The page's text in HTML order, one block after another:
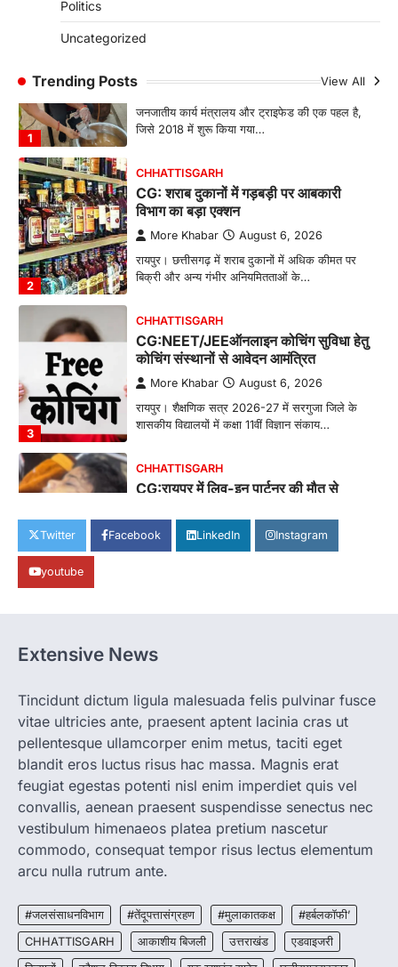
Politics
Uncategorized
Trending Posts View All
1
CHHATTISGARH
More Khabar August 6, 2026
जनजातीय कार्य मंत्रालय और ट्राइफेड की एक पहल है,
जिसे 2018 में शुरू किया गया…
2
CHHATTISGARH
CG: शराब दुकानों में गड़बड़ी पर आबकारी
विभाग का बड़ा एक्शन
More Khabar August 6, 2026
रायपुर। छत्तीसगढ़ में शराब दुकानों में अधिक कीमत पर
बिक्री और अन्य गंभीर अनियमितताओं के…
3
CHHATTISGARH
CG:NEET/JEEऑनलाइन कोचिंग सुविधा हेतु
कोचिंग संस्थानों से आवेदन आमंत्रित
More Khabar August 6, 2026
रायपुर। शैक्षणिक सत्र 2026-27 में सरगुजा जिले के
शासकीय विद्यालयों में कक्षा 11वीं विज्ञान संकाय…
CHHATTISGARH
CG:रायपुर में लिव-इन पार्टनर की मौत से
More Khabar August 6, 2026
रायपुर। राजधानी रायपुर से एक सनसनीखेज मामला
CHHATTISGARH
More Khabar
जिसे 2018 में शुरू किया गया…
2
CHHATTISGARH
CG: शराब दुकानों में गड़बड़ी पर आबकारी
विभाग का बड़ा एक्शन
More Khabar August 6, 2026
रायपुर। छत्तीसगढ़ में शराब दुकानों में अधिक कीमत पर
बिक्री और अन्य गंभीर अनियमितताओं के…
CG:NEET/JEEऑनलाइन कोचिंग सुविधा हेतु
कोचिंग संस्थानों से आवेदन आमंत्रित
More Khabar August 6, 2026
Twitter Facebook LinkedIn Instagram
youtube
Extensive News
Tincidunt dictum ligula malesuada felis pulvinar fusce
vitae ultricies ante, praesent aptent lacinia cras ut
pellentesque ullamcorper enim metus, taciti eget
blandit eros luctus risus hac massa. Magnis erat
feugiat egestas potenti nisl enim imperdiet quis vel
convallis, aenean praesent suspendisse senectus nec
vestibulum himenaeos platea pretium nascetur
commodo, consequat tempor risus lectus elementum
arcu nulla rutrum ante.
#जलसंसाधनविभाग #तेंदूपत्तासंग्रहण #मुलाकातकक्ष
#हर्बलकॉफी’
CHHATTISGARH
आकाशीय बिजली उत्तराखंड
एडवाइजरी